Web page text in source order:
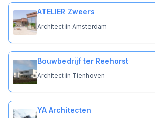
ATELIER Zweers
Architect in Amsterdam
Bouwbedrijf ter Reehorst
Architect in Tienhoven
YA Architecten